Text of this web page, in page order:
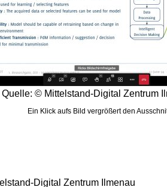
Quelle: © Mittelstand-Digital Zentrum
Ein Klick aufs Bild vergrößert den
Digital Zentrum Ilmenau